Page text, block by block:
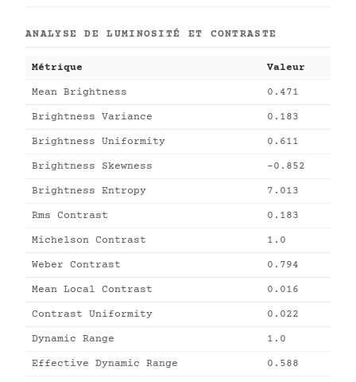
ANALYSE DE LUMINOSITÉ ET CONTRASTE
Métrique Valeur
Mean Brightness 0.471
Brightness Variance 0.183
Brightness Uniformity 0.611
Brightness Skewness -0.852
Brightness Entropy 7.013
Rms Contrast 0.183
Michelson Contrast 1.0
Weber Contrast 0.794
Mean Local Contrast 0.016
Contrast Uniformity 0.022
Dynamic Range 1.0
Effective Dynamic Range 0.588